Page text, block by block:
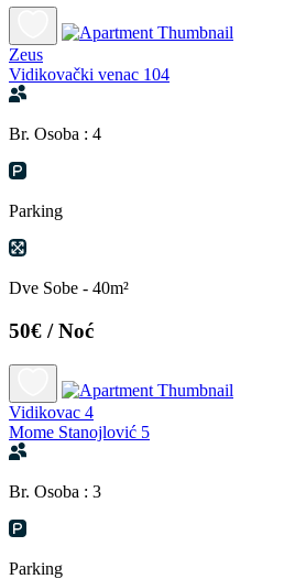
Zeus
Vidikovački venac 104
Br. Osoba : 4
Parking
Dve Sobe - 40m²
50€ / Noć
Vidikovac 4
Mome Stanojlović 5
Br. Osoba : 3
Parking